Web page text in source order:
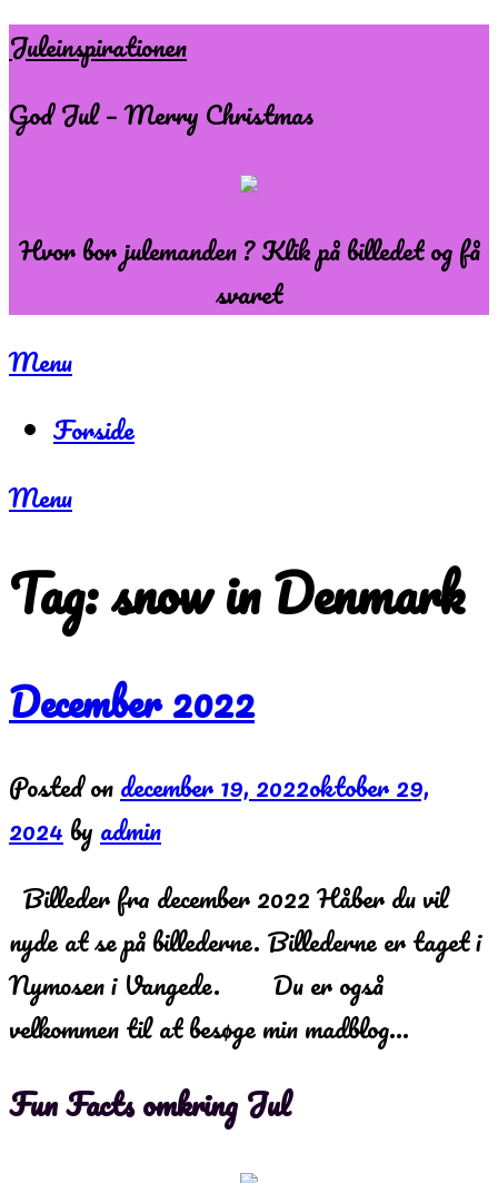
Skip
content
Juleinspirationen
God Jul – Merry Christmas
Hvor bor julemanden ? Klik på billedet og få
svaret
Menu
Forside
Menu
Tag:snow in Denmark
December 2022
Posted ondecember 19, 2022oktober 29,
2024 by admin
Billeder fra december 2022 Håber du vil
nyde at se på billederne. Billederne er taget i
Nymosen i Vangede. Du er også
velkommen til at besøge min madblog…
Fun Facts omkring Jul